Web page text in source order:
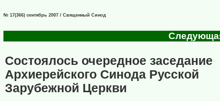
№ 17(366) сентябрь 2007 / Священный Синод
Состоялось очередное заседание
Архиерейского Синода Русской
Зарубежной Церкви